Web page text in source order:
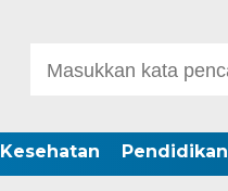
Kesehatan Pendidikan